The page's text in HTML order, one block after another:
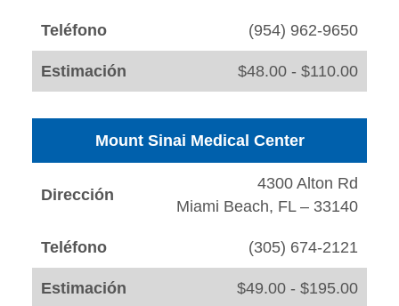
Teléfono (954) 962-9650
Estimación $48.00 - $110.00
Mount Sinai Medical Center
Dirección
4300 Alton Rd
Miami Beach, FL – 33140
Teléfono (305) 674-2121
Estimación $49.00 - $195.00